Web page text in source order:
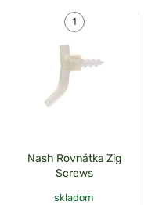
Nash Rovnátka Zig
Screws
skladom